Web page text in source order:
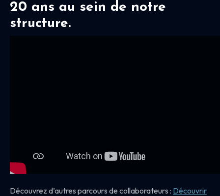
20 ans au sein de notre
structure.
Découvrez d’autres parcours de collaborateurs : Découvrir